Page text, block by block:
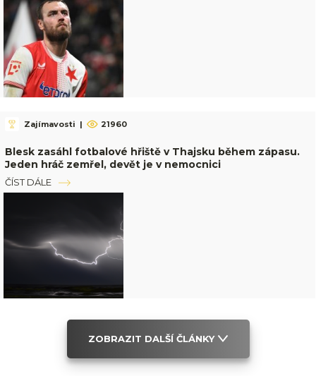
Zajímavosti | 21960
Blesk zasáhl fotbalové hřiště v Thajsku během zápasu.
Jeden hráč zemřel, devět je v nemocnici
ČÍST DÁLE
ZOBRAZIT DALŠÍ ČLÁNKY